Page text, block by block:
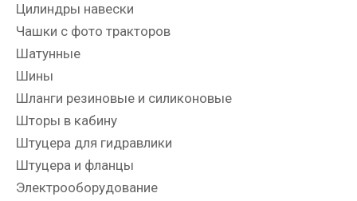
Цилиндры навески
Чашки с фото тракторов
Шатунные
Шины
Шланги резиновые и силиконовые
Шторы в кабину
Штуцера для гидравлики
Штуцера и фланцы
Электрооборудование